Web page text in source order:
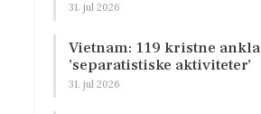
31. jul 2026
Vietnam: 119 kristne
’separatistiske aktiviteter’
31. jul 2026